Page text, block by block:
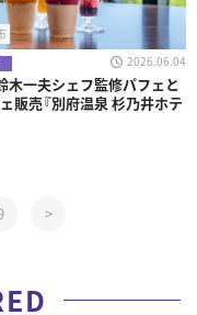
2026.06.04
木一夫シェフ監修パフェと
販売『別府温泉 杉乃井ホテ
>